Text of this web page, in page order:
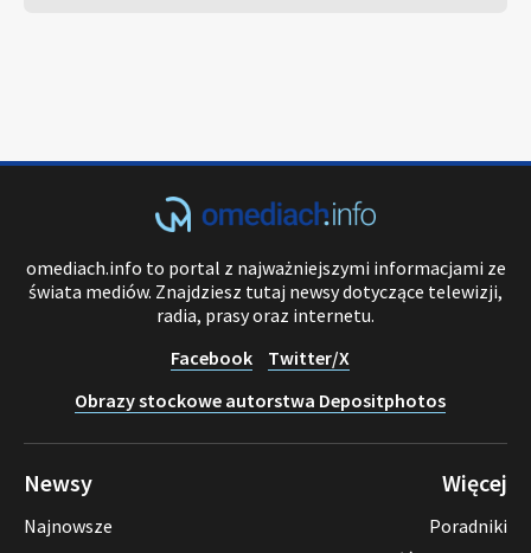
omediach.info to portal z najważniejszymi informacjami ze
świata mediów. Znajdziesz tutaj newsy dotyczące telewizji,
radia, prasy oraz internetu.
Facebook
Twitter/X
Obrazy stockowe autorstwa Depositphotos
Newsy
Najnowsze
Więcej
Poradniki